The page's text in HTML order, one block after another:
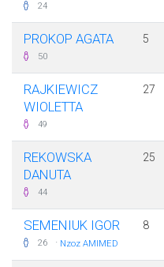
24
PROKOP AGATA
50
5
RAJKIEWICZ
WIOLETTA
49
27
REKOWSKA
DANUTA
44
25
SEMENIUK IGOR
26 · Nzoz AMIMED
8